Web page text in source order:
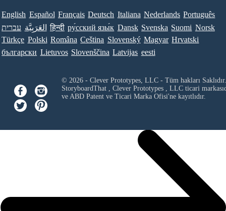
English Español Français Deutsch Italiana Nederlands Português
עברית العَرَبِيَّة हिन्दी ру́сский язы́к Dansk Svenska Suomi Norsk
Türkçe Polski Româna Ceština Slovenský Magyar Hrvatski
български Lietuvos Slovenščina Latvijas eesti
© 2026 - Clever Prototypes, LLC - Tüm hakları Saklıdır.
StoryboardThat , Clever Prototypes , LLCticari
ve ABD Patent ve Ticari Marka Ofisi'ne kayıtlıdır.